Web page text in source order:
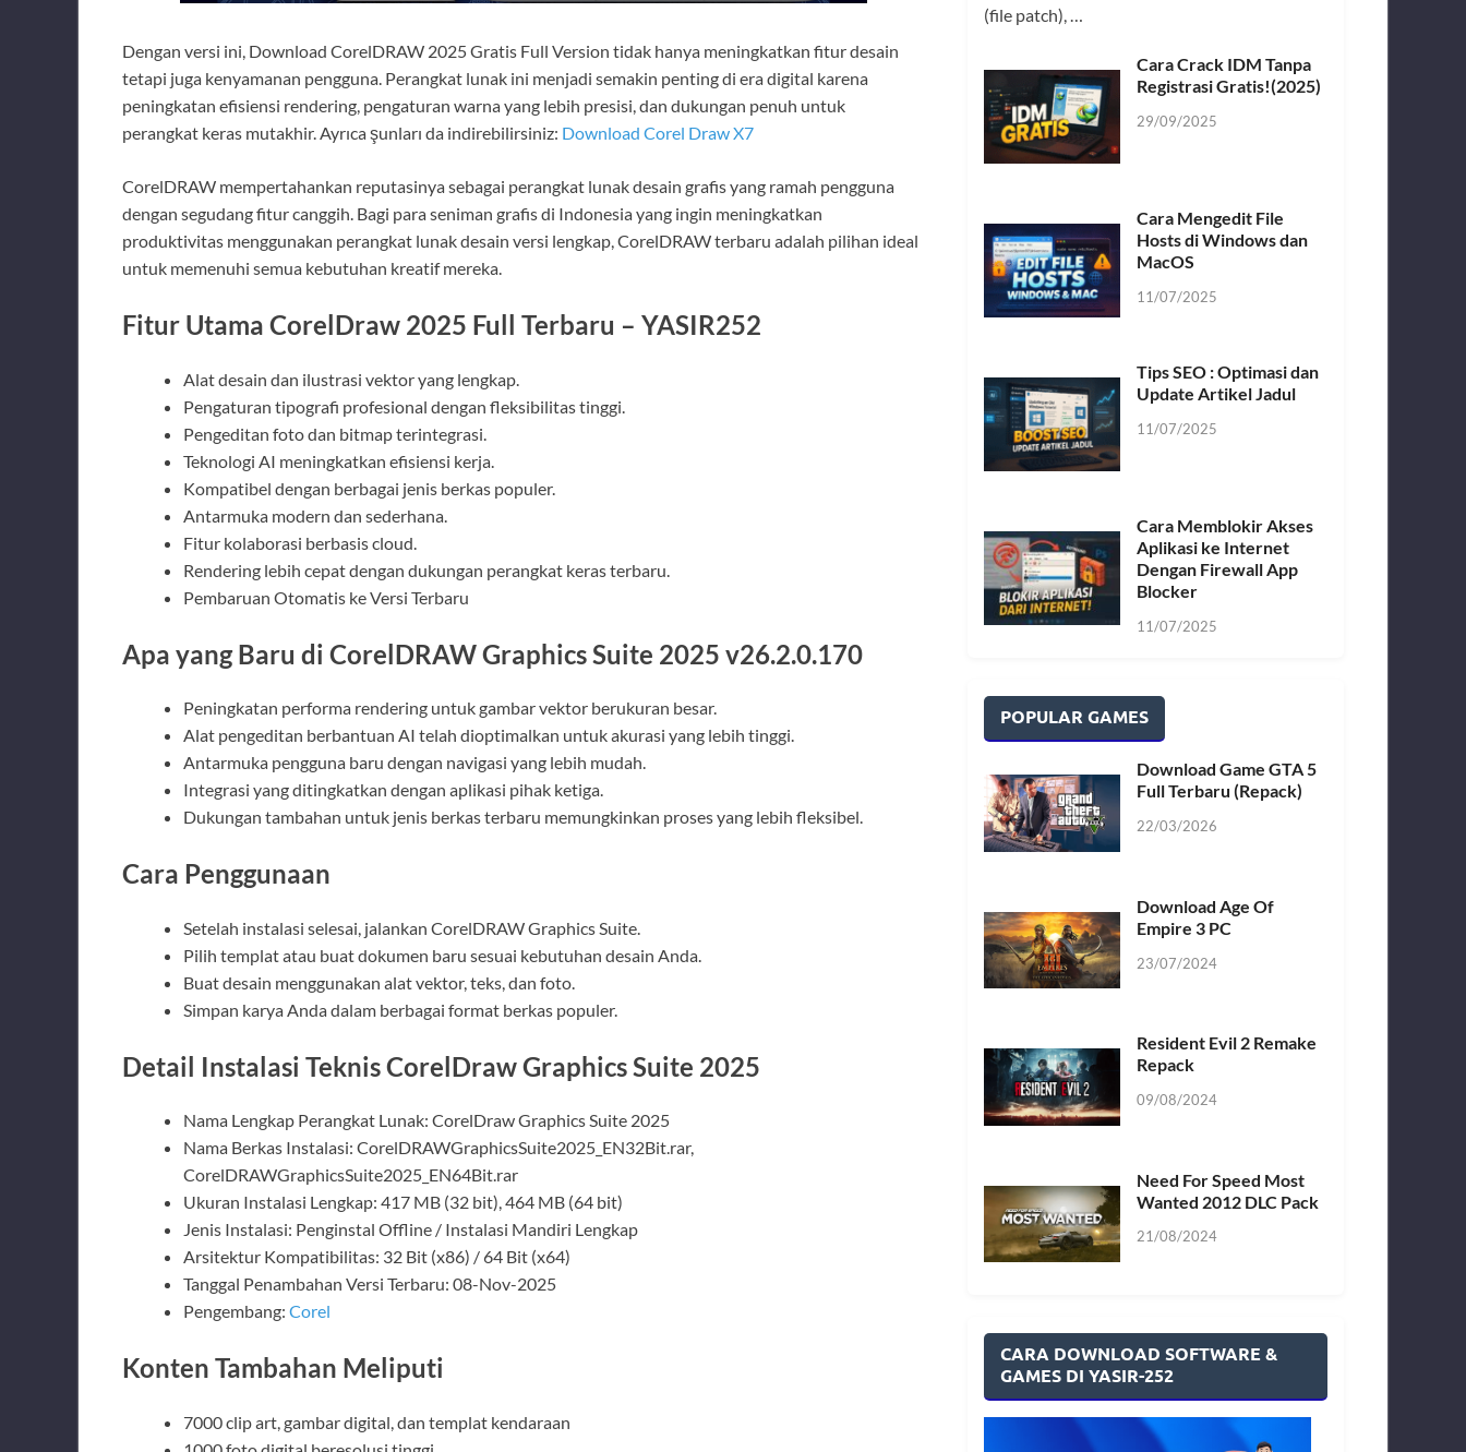
Dengan versi ini, Download CorelDRAW 2025 Gratis Full Version tidak hanya meningkatkan fitur desain
tetapi juga kenyamanan pengguna. Perangkat lunak ini menjadi semakin penting di era digital karena
peningkatan efisiensi rendering, pengaturan warna yang lebih presisi, dan dukungan penuh untuk
perangkat keras mutakhir. Ayrıca şunları da indirebilirsiniz: Download Corel Draw X7
CorelDRAW mempertahankan reputasinya sebagai perangkat lunak desain grafis yang ramah pengguna
dengan segudang fitur canggih. Bagi para seniman grafis di Indonesia yang ingin meningkatkan
produktivitas menggunakan perangkat lunak desain versi lengkap, CorelDRAW terbaru adalah pilihan ideal
untuk memenuhi semua kebutuhan kreatif mereka.
Fitur Utama CorelDraw 2025 Full Terbaru – YASIR252
Alat desain dan ilustrasi vektor yang lengkap.
Pengaturan tipografi profesional dengan fleksibilitas tinggi.
Pengeditan foto dan bitmap terintegrasi.
Teknologi AI meningkatkan efisiensi kerja.
Kompatibel dengan berbagai jenis berkas populer.
Antarmuka modern dan sederhana.
Fitur kolaborasi berbasis cloud.
Rendering lebih cepat dengan dukungan perangkat keras terbaru.
Pembaruan Otomatis ke Versi Terbaru
Apa yang Baru di CorelDRAW Graphics Suite 2025 v26.2.0.170
Peningkatan performa rendering untuk gambar vektor berukuran besar.
Alat pengeditan berbantuan AI telah dioptimalkan untuk akurasi yang lebih tinggi.
Antarmuka pengguna baru dengan navigasi yang lebih mudah.
Integrasi yang ditingkatkan dengan aplikasi pihak ketiga.
Dukungan tambahan untuk jenis berkas terbaru memungkinkan proses yang lebih fleksibel.
Cara Penggunaan
Setelah instalasi selesai, jalankan CorelDRAW Graphics Suite.
Pilih templat atau buat dokumen baru sesuai kebutuhan desain Anda.
Buat desain menggunakan alat vektor, teks, dan foto.
Simpan karya Anda dalam berbagai format berkas populer.
Detail Instalasi Teknis CorelDraw Graphics Suite 2025
Nama Lengkap Perangkat Lunak: CorelDraw Graphics Suite 2025
Nama Berkas Instalasi: CorelDRAWGraphicsSuite2025_EN32Bit.rar,
CorelDRAWGraphicsSuite2025_EN64Bit.rar
Ukuran Instalasi Lengkap: 417 MB (32 bit), 464 MB (64 bit)
Jenis Instalasi: Penginstal Offline / Instalasi Mandiri Lengkap
Arsitektur Kompatibilitas: 32 Bit (x86) / 64 Bit (x64)
Tanggal Penambahan Versi Terbaru: 08-Nov-2025
Pengembang: Corel
Konten Tambahan Meliputi
7000 clip art, gambar digital, dan templat kendaraan
(file patch), …
Cara Crack IDM Tanpa
Registrasi Gratis!(2025)
29/09/2025
Cara Mengedit File
Hosts di Windows dan
MacOS
11/07/2025
Tips SEO : Optimasi dan
Update Artikel Jadul
11/07/2025
Cara Memblokir Akses
Aplikasi ke Internet
Dengan Firewall App
Blocker
11/07/2025
POPULAR GAMES
Download Game GTA 5
Full Terbaru (Repack)
22/03/2026
Download Age Of
Empire 3 PC
23/07/2024
Resident Evil 2 Remake
Repack
09/08/2024
Need For Speed Most
Wanted 2012 DLC Pack
21/08/2024
CARA DOWNLOAD SOFTWARE &
GAMES DI YASIR-252